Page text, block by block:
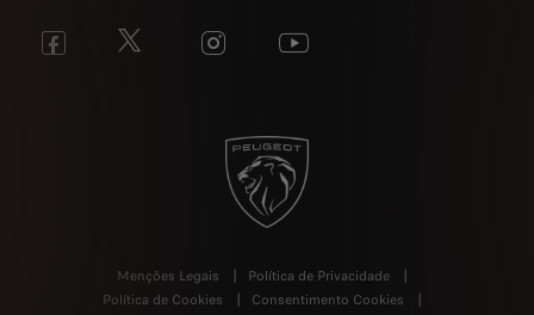
Menções Legais
Política de Privacidade
Política de Cookies
Consentimento Cookies